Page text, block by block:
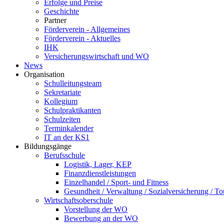
Erfolge und Preise
Geschichte
Partner
Förderverein - Allgemeines
Förderverein - Aktuelles
IHK
Versicherungswirtschaft und WO
News
Organisation
Schulleitungsteam
Sekretariate
Kollegium
Schulpraktikanten
Schulzeiten
Terminkalender
IT an der KS1
Bildungsgänge
Berufsschule
Logistik, Lager, KEP
Finanzdienstleistungen
Einzelhandel / Sport- und Fitness
Gesundheit / Verwaltung / Sozialversicherung /
Wirtschaftsoberschule
Vorstellung der WO
Bewerbung an der WO